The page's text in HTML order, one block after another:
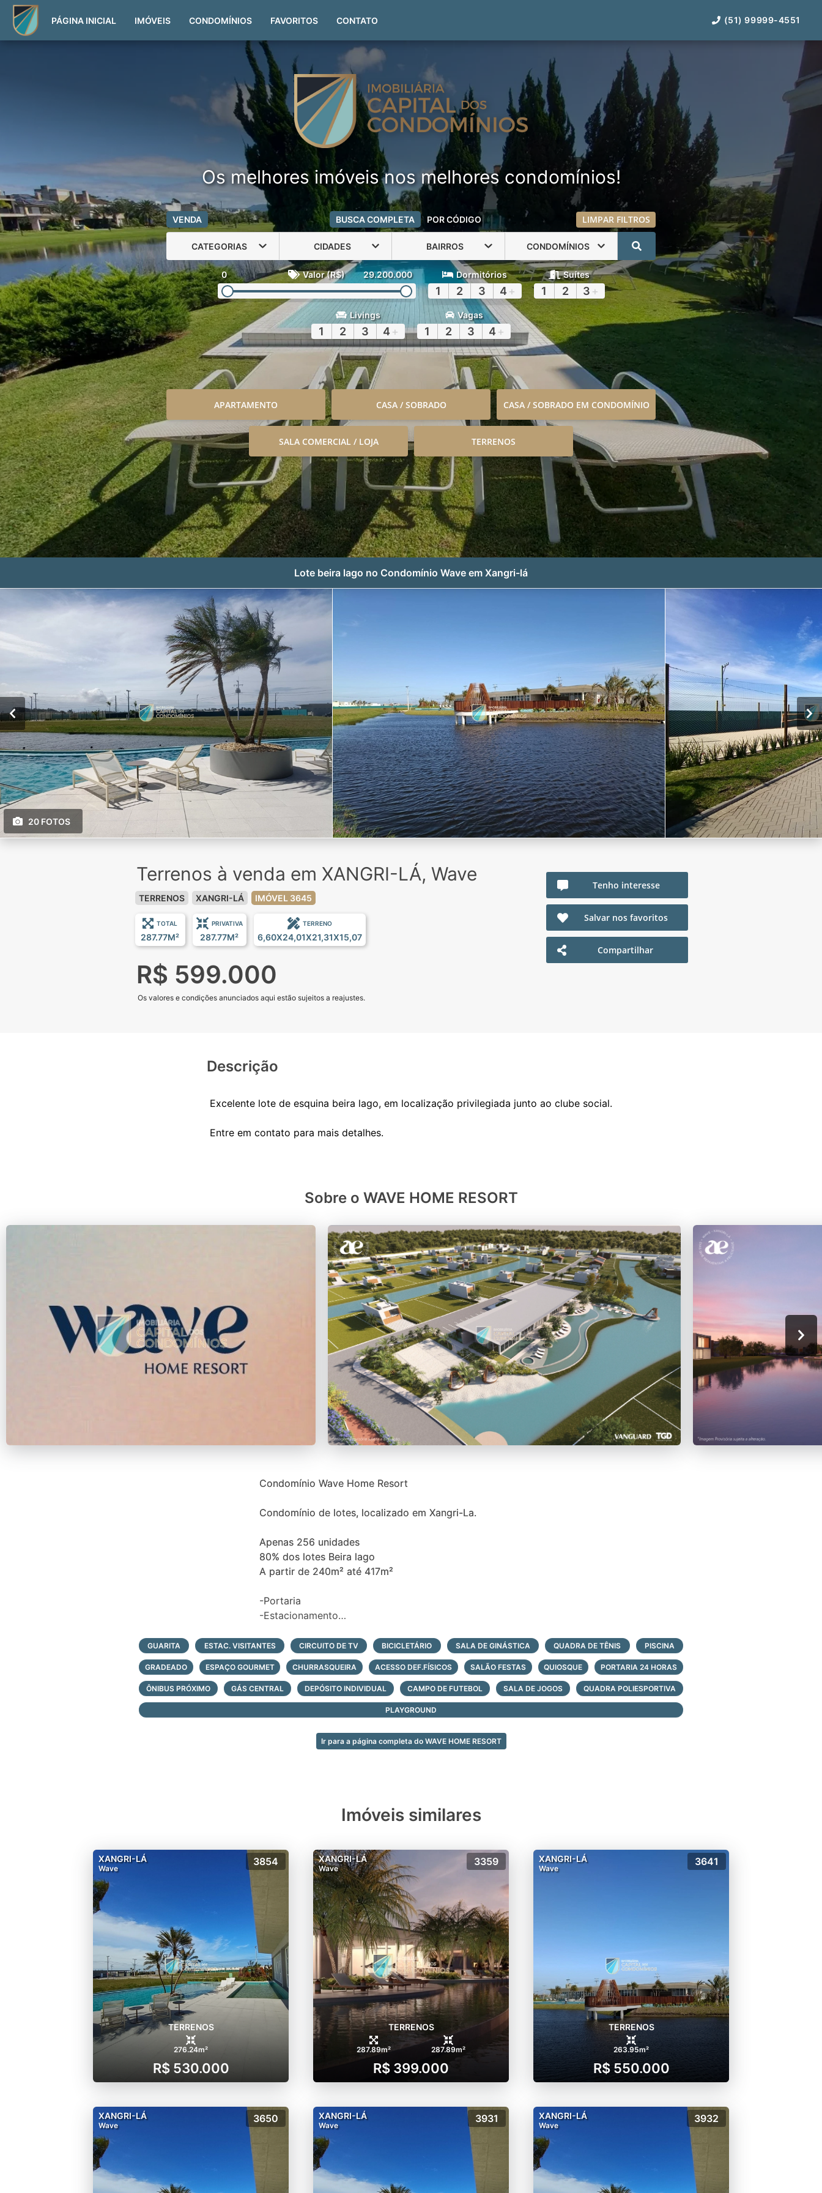
PÁGINA INICIAL IMÓVEIS CONDOMÍNIOS FAVORITOS CONTATO (51) 99999-4551
Os melhores imóveis nos melhores condomínios!
VENDA BUSCA COMPLETA POR CÓDIGO LIMPAR FILTROS
CATEGORIAS CIDADES BAIRROS CONDOMÍNIOS
0 Valor (R$) 29.200.000 Dormitórios
1 2 3 4 +
Suítes
1 2 3 +
Livings
1 2 3 4 +
Vagas
1 2 3 4 +
APARTAMENTO CASA / SOBRADO CASA / SOBRADO EM CONDOMÍNIO
SALA COMERCIAL / LOJA TERRENOS
Lote beira lago no Condomínio Wave em Xangri-lá
20 FOTOS
Terrenos à venda em XANGRI-LÁ, Wave
TERRENOS XANGRI-LÁ IMÓVEL 3645
TOTAL
287.77M²
PRIVATIVA
287.77M²
TERRENO
6,60X24,01X21,31X15,07
R$ 599.000
Os valores e condições anunciados aqui estão sujeitos a reajustes.
Tenho interesse
Salvar nos favoritos
Compartilhar
Descrição
Excelente lote de esquina beira lago, em localização privilegiada junto ao clube social.
Sobre o WAVE HOME RESORT
Condomínio Wave Home Resort
Condomínio de lotes, localizado em Xangri-La.
Apenas 256 unidades
80% dos lotes Beira lago
A partir de 240m² até 417m²
-Portaria
-Estacionamento
-Playground
-Ciclovia
-Quiosque
-Quadra poliesportiva
-Beach tênis
-Clube
-Piscina adulto
-Piscina infantil
-Fireplace
-Marketplace
-Estacionamento de motos, patinetes e bikes
GUARITA ESTAC. VISITANTES CIRCUITO DE TV BICICLETÁRIO SALA DE GINÁSTICA QUADRA DE TÊNIS PISCINA
GRADEADO ESPAÇO GOURMET CHURRASQUEIRA ACESSO DEF.FÍSICOS SALÃO FESTAS QUIOSQUE PORTARIA 24 HORAS
ÔNIBUS PRÓXIMO GÁS CENTRAL DEPÓSITO INDIVIDUAL CAMPO DE FUTEBOL SALA DE JOGOS QUADRA POLIESPORTIVA
PLAYGROUND
Ir para a página completa do WAVE HOME RESORT
Imóveis similares
XANGRI-LÁ
Wave
3854
TERRENOS
276.24m²
R$ 530.000
XANGRI-LÁ
Wave
3359
TERRENOS
287.89m² 287.89m²
R$ 399.000
XANGRI-LÁ
Wave
3641
TERRENOS
263.95m²
R$ 550.000
XANGRI-LÁ
Wave
3650 XANGRI-LÁ
Wave
3931 XANGRI-LÁ
Wave
3932